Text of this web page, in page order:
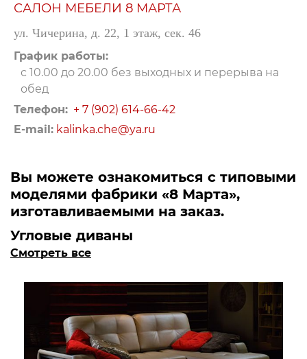
САЛОН МЕБЕЛИ 8 МАРТА
ул. Чичерина, д. 22, 1 этаж, сек. 46
График работы:
с 10.00 до 20.00 без выходных и перерыва на
обед
Телефон: + 7 (902) 614-66-42
E-mail: kalinka.che@ya.ru
Вы можете ознакомиться с типовыми
моделями фабрики «8 Марта»,
изготавливаемыми на заказ.
Угловые диваны
Смотреть все